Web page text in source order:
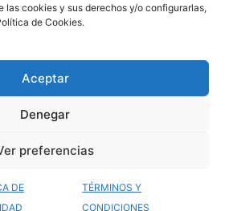
las cookies y sus derechos y/o configurarlas,
de Cookies.
Aceptar
Denegar
preferencias
DE
TÉRMINOS Y
CONDICIONES
por
LinkedIn
Facebook
Twitter